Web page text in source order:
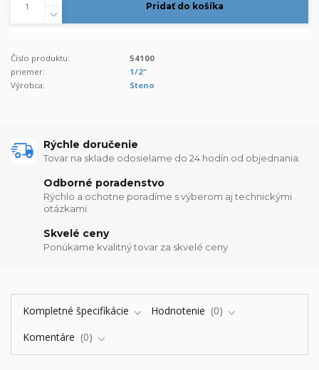
Pridať do košíka
Číslo produktu:
54100
priemer:
1/2"
Výrobca:
Steno
Rýchle doručenie
Tovar na sklade odosielame do 24 hodín od objednania.
Odborné poradenstvo
Rýchlo a ochotne poradíme s výberom aj technickými
otázkami.
Skvelé ceny
Ponúkame kvalitný tovar za skvelé ceny
Kompletné špecifikácie Hodnotenie
0
Komentáre
0